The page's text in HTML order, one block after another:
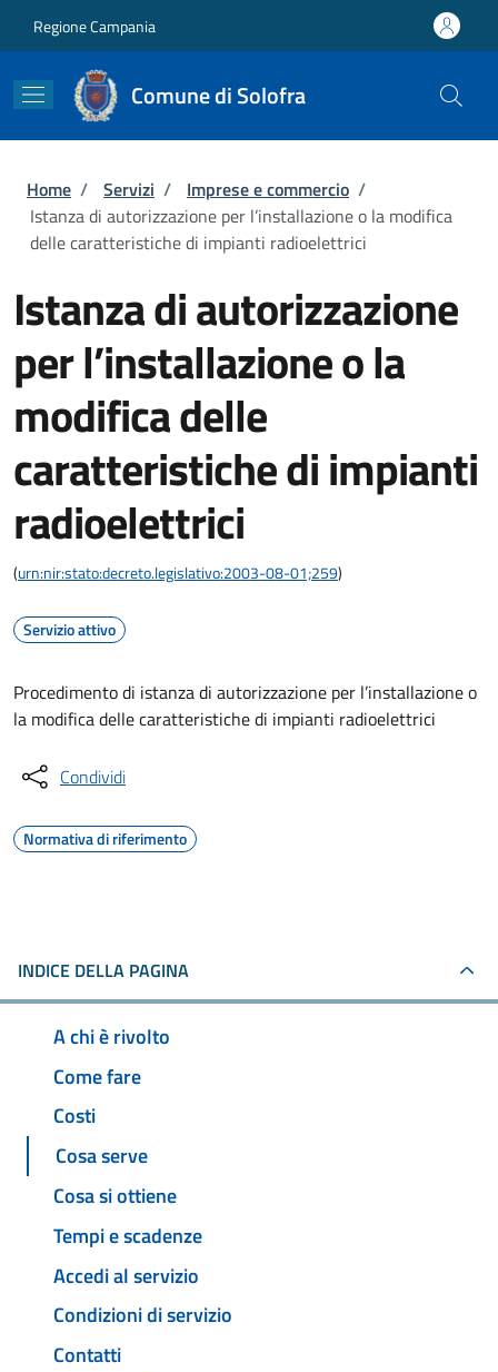
Regione Campania
Comune di Solofra
Briciole di pane
Home / Servizi / Imprese e commercio /
Istanza di autorizzazione per l’installazione o la modifica
delle caratteristiche di impianti radioelettrici
Istanza di autorizzazione
per l’installazione o la
modifica delle
caratteristiche di impianti
radioelettrici
(urn:nir:stato:decreto.legislativo:2003-08-01;259)
Servizio attivo
Procedimento di istanza di autorizzazione per l’installazione o
la modifica delle caratteristiche di impianti radioelettrici
Condividi
Normativa di riferimento
INDICE DELLA PAGINA
A chi è rivolto
Come fare
Costi
Cosa serve
Cosa si ottiene
Tempi e scadenze
Accedi al servizio
Condizioni di servizio
Contatti